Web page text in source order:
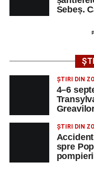
Ultimele știri din
4–6 septembrie
Fest, la Cetatea
Accident rutier la
Regelui.
Biciclist de 70
produs pe strada
Sebeș.
ȘTIRI DIN
4–6
ȘTIRI DIN
spre